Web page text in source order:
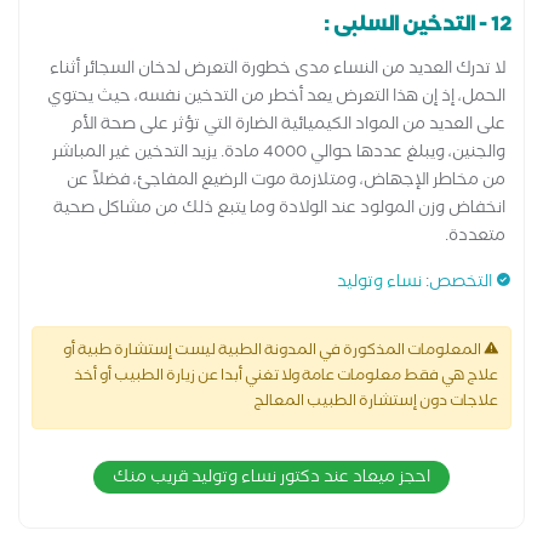
12 - التدخين السلبى :
لا تدرك العديد من النساء مدى خطورة التعرض لدخان السجائر أثناء
الحمل، إذ إن هذا التعرض يعد أخطر من التدخين نفسه، حيث يحتوي
على العديد من المواد الكيميائية الضارة التي تؤثر على صحة الأم
والجنين، ويبلغ عددها حوالي 4000 مادة. يزيد التدخين غير المباشر
من مخاطر الإجهاض، ومتلازمة موت الرضيع المفاجئ، فضلاً عن
انخفاض وزن المولود عند الولادة وما يتبع ذلك من مشاكل صحية
متعددة.
التخصص:نساء وتوليد
المعلومات المذكورة في المدونة الطبية ليست إستشارة طبية أو
علاج هي فقط معلومات عامة ولا تغني أبدا عن زيارة الطبيب أو أخذ
علاجات دون إستشارة الطبيب المعالج
احجز ميعاد عند دكتور نساء وتوليد قريب منك